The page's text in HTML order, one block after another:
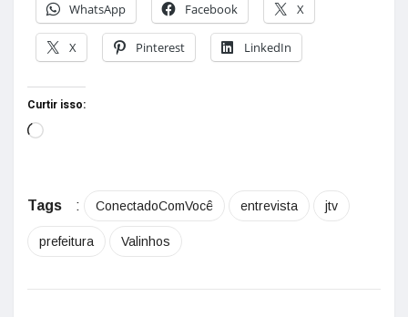
WhatsApp
Facebook X
X Pinterest LinkedIn
Curtir isso:
Tags : ConectadoComVocê entrevista jtv
prefeitura Valinhos